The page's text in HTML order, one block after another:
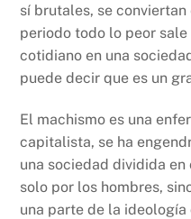
sí brutales, se conviertan
periodo todo lo peor
cotidiano en una
puede decir que es un
El machismo es una
capitalista, se ha
una sociedad dividida
solo por los hombres,
una parte de la